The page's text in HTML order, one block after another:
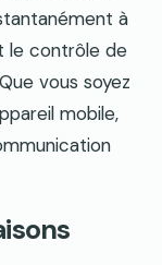
à
le contrôle de
vous soyez
mobile,